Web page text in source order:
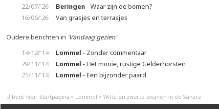
22/07/'26
Beringen - Waar zijn de bomen?
16/06/'26
Van grasjes en terrasjes
Oudere berichten in 'Vandaag gezien'
14/12/'14
Lommel - Zonder commentaar
29/11/'14
Lommel - Het mooie, rustige Gelderhorsten
21/11/'14
Lommel - Een bijzonder paard
U bent hier: Startpagina » Lommel » Witte en zwarte zwanen in de Sahara